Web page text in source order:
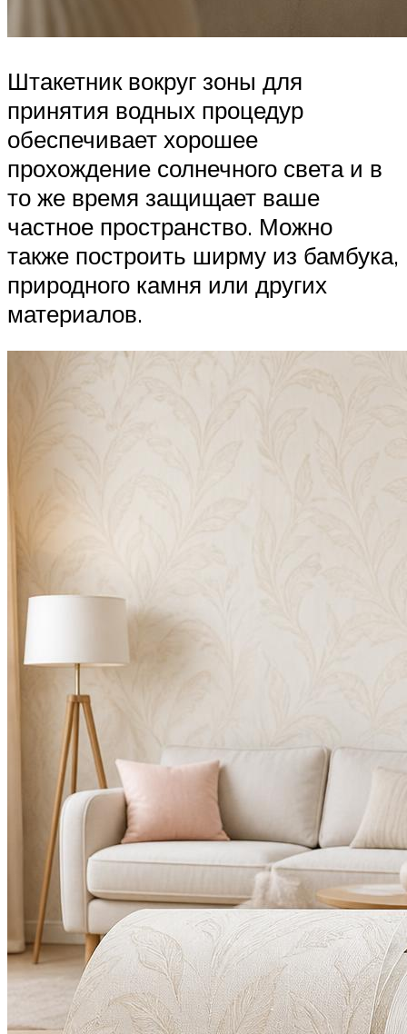
Штакетник вокруг зоны для
принятия водных процедур
обеспечивает хорошее
прохождение солнечного света и в
то же время защищает ваше
частное пространство. Можно
также построить ширму из бамбука,
природного камня или других
материалов.